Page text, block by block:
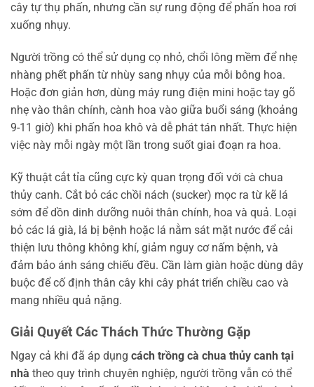
cây tự thụ phấn, nhưng cần sự rung động để phấn hoa rơi
xuống nhụy.
Người trồng có thể sử dụng cọ nhỏ, chổi lông mềm để nhẹ
nhàng phết phấn từ nhùy sang nhụy của mỗi bông hoa.
Hoặc đơn giản hơn, dùng máy rung điện mini hoặc tay gõ
nhẹ vào thân chính, cành hoa vào giữa buổi sáng (khoảng
9-11 giờ) khi phấn hoa khô và dễ phát tán nhất. Thực hiện
việc này mỗi ngày một lần trong suốt giai đoạn ra hoa.
Kỹ thuật cắt tỉa cũng cực kỳ quan trọng đối với cà chua
thủy canh. Cắt bỏ các chồi nách (sucker) mọc ra từ kẽ lá
sớm để dồn dinh dưỡng nuôi thân chính, hoa và quả. Loại
bỏ các lá già, lá bị bệnh hoặc lá nằm sát mặt nước để cải
thiện lưu thông không khí, giảm nguy cơ nấm bệnh, và
đảm bảo ánh sáng chiếu đều. Cần làm giàn hoặc dùng dây
buộc để cố định thân cây khi cây phát triển chiều cao và
mang nhiều quả nặng.
Giải Quyết Các Thách Thức Thường Gặp
Ngay cả khi đã áp dụng cách trồng cà chua thủy canh tại
nhà theo quy trình chuyên nghiệp, người trồng vẫn có thể